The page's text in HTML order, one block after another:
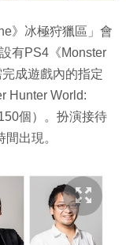
》冰極狩獵區」會
有PS4《Monster
成遊戲內的指定
Hunter World:
個）。扮演接待
出現。